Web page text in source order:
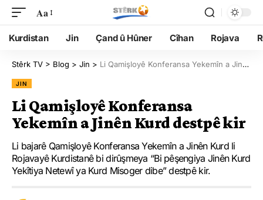
Aa
Kurdistan Jin Çand û Hûner Cîhan Rojava
Stêrk TV > Blog > Jin > Li Qamişloyê Konferansa Yekemîn a Jinên Kurd destpê kir
JIN
Li Qamişloyê Konferansa
Yekemîn a Jinên Kurd destpê kir
Li bajarê Qamişloyê Konferansa Yekemîn a Jinên Kurd li
Rojavayê Kurdistanê bi dirûşmeya “Bi pêşengiya Jinên Kurd
Yekîtiya Netewî ya Kurd Misoger dibe” destpê kir.